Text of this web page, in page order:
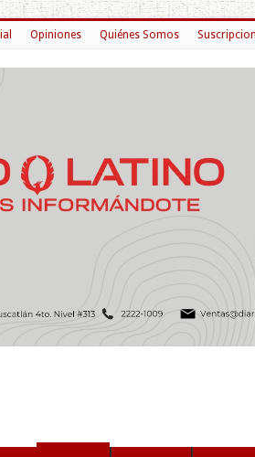
Opiniones Quiénes Somos